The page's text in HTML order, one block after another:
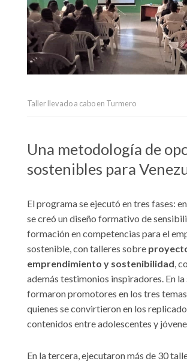
Taller llevado a cabo en Turmero
Una metodología de
sostenibles para
El programa se ejecutó en tres fases:
se creó un diseño formativo de
formación en competencias para el
sostenible, con talleres sobre
emprendimiento y sostenibilidad,
además testimonios inspiradores. En la
formaron promotores en los tres
quienes se convirtieron en los
contenidos entre adolescentes y
En la tercera, ejecutaron más de 30